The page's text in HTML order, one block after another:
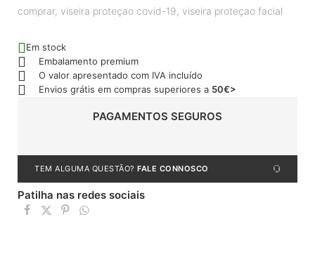
comprar, viseira proteçao covid-19, viseira proteçao facial
Em stock
Embalamento premium
O valor apresentado com IVA incluído
Envios grátis em compras superiores a 50€>
PAGAMENTOS SEGUROS
TEM ALGUMA QUESTÃO? FALE CONNOSCO
Patilha nas redes sociais